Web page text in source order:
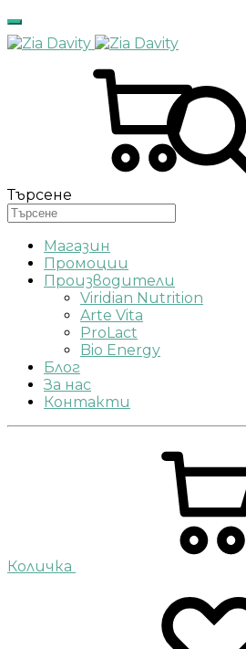
Търсене
Магазин
Промоции
Производители
Viridian Nutrition
Arte Vita
ProLact
Bio Energy
Блог
За нас
Контакти
Количка